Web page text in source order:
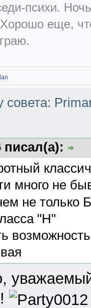
психи.
еще,
писал(а):
много не
не только
"H"